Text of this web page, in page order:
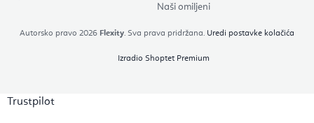
Naši omiljeni
Izradio Shoptet Premium
Autorsko pravo 2026 Flexity. Sva prava pridržana. Uredi postavke kolačića
Trustpilot